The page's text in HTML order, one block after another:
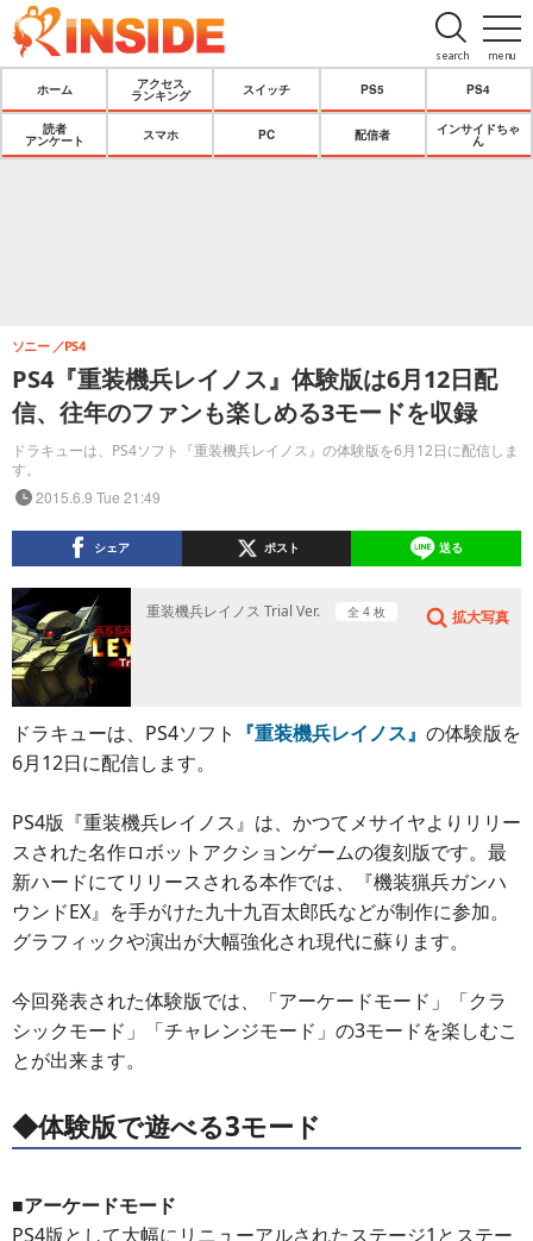
menu
search
ホーム
アクセス
ランキング
スイッチ PS5 PS4
読者
アンケート
スマホ PC 配信者
インサイドちゃ
ん
PS4『重装機兵レイノス』体験版は6月12日配
信、往年のファンも楽しめる3モードを収録
ドラキューは、PS4ソフト『重装機兵レイノス』の体験版を6月12日に配信しま
す。
ソニー PS4
2015.6.9 Tue 21:49
シェア ポスト 送る
重装機兵レイノス Trial Ver. 全 4 枚 拡大写真
ドラキューは、PS4ソフト 『重装機兵レイノス』 の体験版を
6月12日に配信します。
PS4版『重装機兵レイノス』は、かつてメサイヤよりリリー
スされた名作ロボットアクションゲームの復刻版です。最
新ハードにてリリースされる本作では、『機装猟兵ガンハ
ウンドEX』を手がけた九十九百太郎氏などが制作に参加。
グラフィックや演出が大幅強化され現代に蘇ります。
今回発表された体験版では、「アーケードモード」「クラ
シックモード」「チャレンジモード」の3モードを楽しむこ
とが出来ます。
◆体験版で遊べる3モード
■アーケードモード
PS4版として大幅にリニューアルされたステージ1とステー